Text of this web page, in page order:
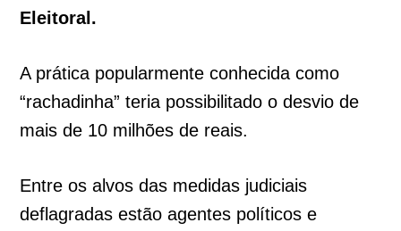
Eleitoral.
A prática popularmente conhecida como
“rachadinha” teria possibilitado o desvio de
mais de 10 milhões de reais.
Entre os alvos das medidas judiciais
deflagradas estão agentes políticos e